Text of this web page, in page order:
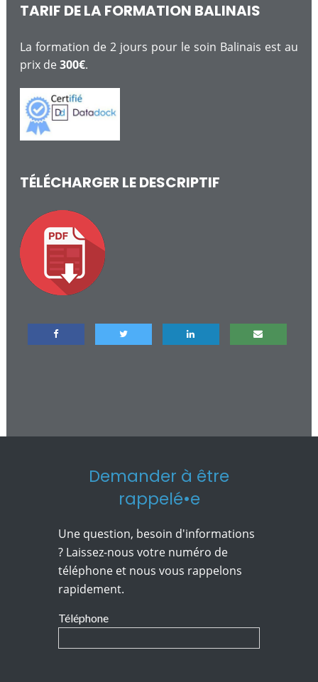
TARIF DE LA FORMATION BALINAIS
La formation de 2 jours pour le soin Balinais est au
prix de 300€.
TÉLÉCHARGER LE DESCRIPTIF
Demander à être
rappelé•e
Une question, besoin d'informations
? Laissez-nous votre numéro de
téléphone et nous vous rappelons
rapidement.
Téléphone